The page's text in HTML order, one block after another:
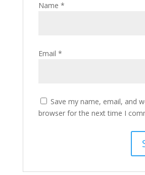
Name *
Email *
Save my name, email, and
browser for the next time I